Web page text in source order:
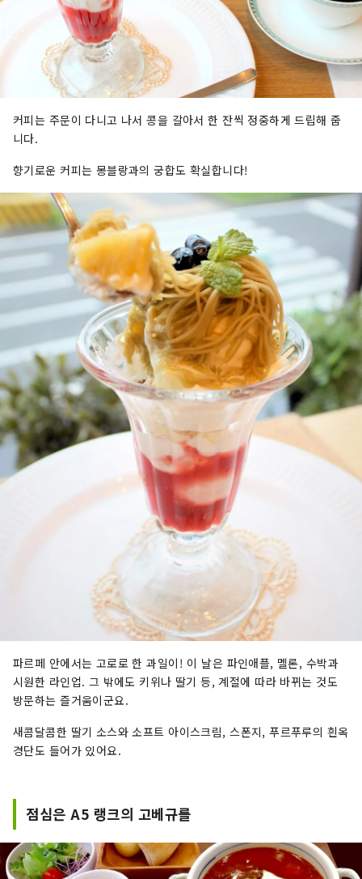
커피는 주문이 다니고 나서 콩을 갈아서 한 잔씩 정중하게 드립해 줍
니다.
향기로운 커피는 몽블랑과의 궁합도 확실합니다!
파르페 안에서는 고로로 한 과일이! 이 날은 파인애플, 멜론, 수박과
시원한 라인업. 그 밖에도 키위나 딸기 등, 계절에 따라 바뀌는 것도
방문하는 즐거움이군요.
새콤달콤한 딸기 소스와 소프트 아이스크림, 스폰지, 푸르푸루의 흰옥
경단도 들어가 있어요.
점심은 A5 랭크의 고베규를